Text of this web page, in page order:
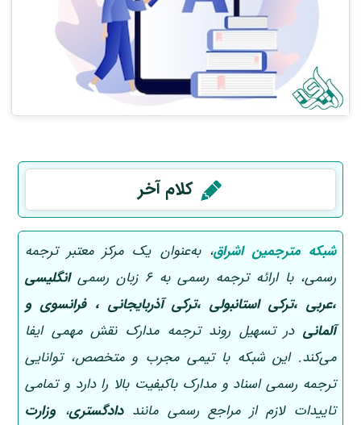
کلام آخر
شبکه مترجمین اشراق، به‌عنوان یک مرکز معتبر ترجمه
رسمی، با ارائه ترجمه رسمی به 6 زبان رسمی
انگلیسی
،عربی ،ترکی استانبولی ،ترکی آذربایجانی ، فرانسوی و
آلمانی در تسهیل روند ترجمه مدارک نقش مهمی ایفا
می‌کند. این شبکه با تیمی مجرب و متخصص، توانایی
ترجمه رسمی اسناد و مدارک باکیفیت بالا را دارد و تمامی
تاییدات لازم از مراجع رسمی ماننددادگستری، وزارت